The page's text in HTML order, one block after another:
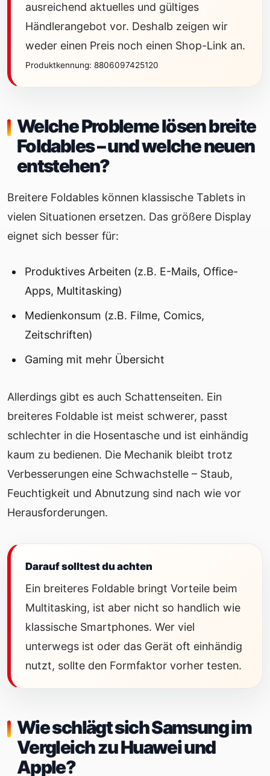
ausreichend aktuelles und gültiges
Händlerangebot vor. Deshalb zeigen wir
weder einen Preis noch einen Shop-Link an.
Produktkennung: 8806097425120
Welche Probleme lösen breite
Foldables – und welche neuen
entstehen?
Breitere Foldables können klassische Tablets in
vielen Situationen ersetzen. Das größere Display
eignet sich besser für:
Produktives Arbeiten (z.B. E-Mails, Office-
Apps, Multitasking)
Medienkonsum (z.B. Filme, Comics,
Zeitschriften)
Gaming mit mehr Übersicht
Allerdings gibt es auch Schattenseiten. Ein
breiteres Foldable ist meist schwerer, passt
schlechter in die Hosentasche und ist einhändig
kaum zu bedienen. Die Mechanik bleibt trotz
Verbesserungen eine Schwachstelle – Staub,
Feuchtigkeit und Abnutzung sind nach wie vor
Herausforderungen.
Darauf solltest du achten
Ein breiteres Foldable bringt Vorteile beim
Multitasking, ist aber nicht so handlich wie
klassische Smartphones. Wer viel
unterwegs ist oder das Gerät oft einhändig
nutzt, sollte den Formfaktor vorher testen.
Wie schlägt sich Samsung im
Vergleich zu Huawei und
Apple?